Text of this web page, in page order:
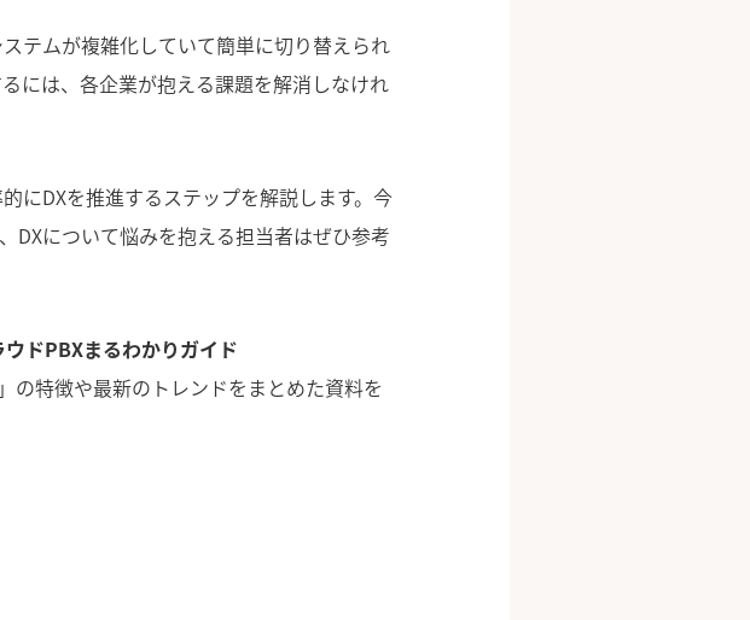
テムが複雑化していて簡単に切り替えられ
には、各企業が抱える課題を解消しなけれ
にDXを推進するステップを解説します。今
DXについて悩みを抱える担当者はぜひ参考
ドPBXまるわかりガイド
の特徴や最新のトレンドをまとめた資料を